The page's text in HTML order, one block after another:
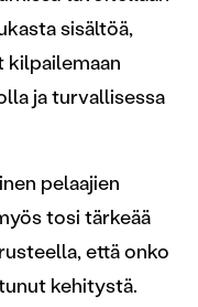
sisältöä,
kilpailemaan
ja turvallisessa
pelaajien
tosi tärkeää
että onko
kehitystä.